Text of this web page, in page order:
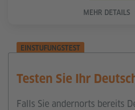
MEHR DETAILS
EINSTUFUNGSTEST
Testen Sie Ihr
Falls Sie andernorts bereits